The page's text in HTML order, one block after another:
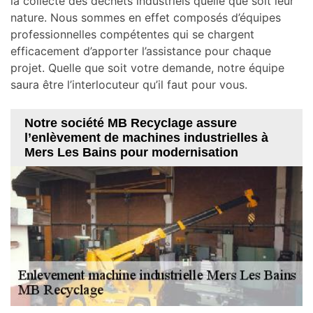
nature. Nous sommes en effet composés d’équipes
professionnelles compétentes qui se chargent
efficacement d’apporter l’assistance pour chaque
projet. Quelle que soit votre demande, notre équipe
saura être l’interlocuteur qu’il faut pour vous.
Notre société MB Recyclage assure
l’enlèvement de machines industrielles à
Mers Les Bains pour modernisation